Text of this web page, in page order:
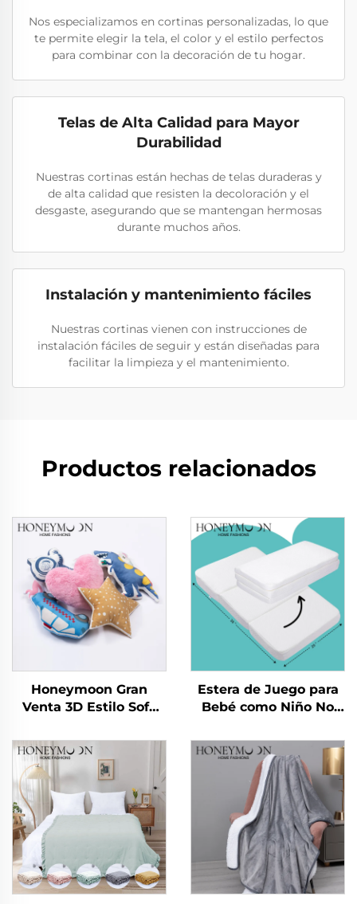
Nos especializamos en cortinas personalizadas, lo que
te permite elegir la tela, el color y el estilo perfectos
para combinar con la decoración de tu hogar.
Telas de Alta Calidad para Mayor
Durabilidad
Nuestras cortinas están hechas de telas duraderas y
de alta calidad que resisten la decoloración y el
desgaste, asegurando que se mantengan hermosas
durante muchos años.
Instalación y mantenimiento fáciles
Nuestras cortinas vienen con instrucciones de
instalación fáciles de seguir y están diseñadas para
facilitar la limpieza y el mantenimiento.
Productos relacionados
Honeymoon Gran
Venta 3D Estilo Sofá
Fundas de Almohadón
para el Hogar para
Dormitorio
Estera de Juego para
Bebé como Niño No
Estera Plegable para
Gimnasio Infantil
Esteras de Juego